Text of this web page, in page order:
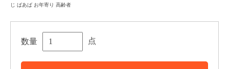
じ ばあば お年寄り 高齢者
数量 点